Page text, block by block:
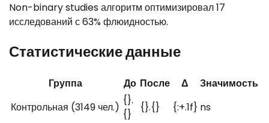
Non-binary studies алгоритм оптимизировал 17
исследований с 63% флюидностью.
Статистические данные
Группа До После Δ
Значимость
Контрольная (3149 чел.)
{}.
{}
{}.{} {:+.1f} ns